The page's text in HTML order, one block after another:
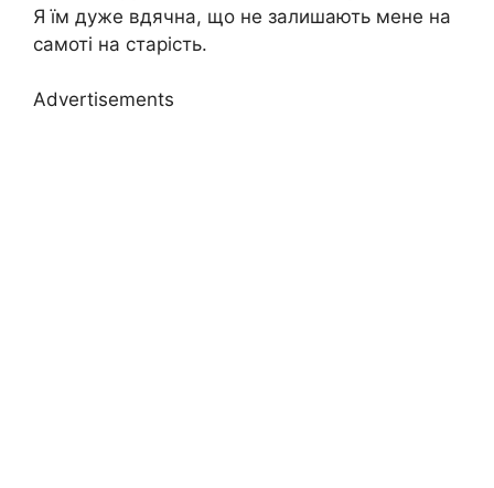
Я їм дуже вдячна, що не залишають мене на
самоті на старість.
Advertisements